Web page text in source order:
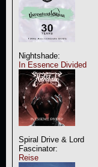
Nightshade:
In Essence Divided
Spiral Drive & Lord
Fascinator:
Reise